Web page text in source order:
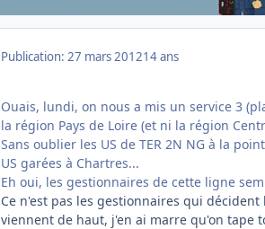
Publication: 27 mars 201214 ans
Ouais, lundi, on nous a mis un service 3
la région Pays de Loire (et ni la région
Sans oublier les US de TER 2N NG à la
US garées à Chartres...
Eh oui, les gestionnaires de cette ligne
Ce n'est pas les gestionnaires qui
viennent de haut, j'en ai marre qu'on tape